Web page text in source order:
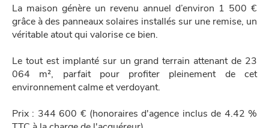
La maison génère un revenu annuel d’environ 1 500 €
grâce à des panneaux solaires installés sur une remise, un
véritable atout qui valorise ce bien.
Le tout est implanté sur un grand terrain attenant de 23
064 m², parfait pour profiter pleinement de cet
environnement calme et verdoyant.
Prix : 344 600 € (honoraires d'agence inclus de 4.42 %